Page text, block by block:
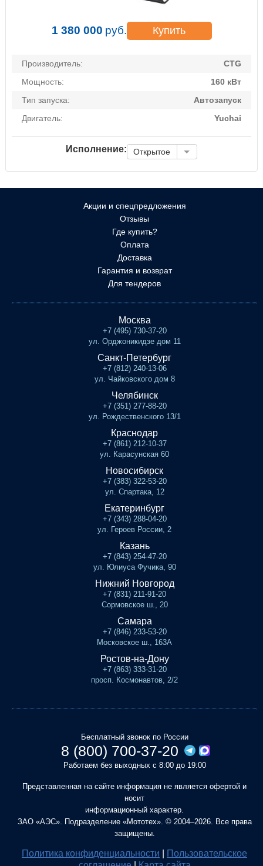
1 380 000 руб. Купить
Производитель:
CTG
Мощность:
160 кВт
Тип запуска:
Автозапуск
Двигатель:
Yuchai
Исполнение: Открытое
Акции и спецпредложения
Отзывы
Где купить?
Оплата
Доставка
Гарантия и возврат
Для тендеров
Москва
+7 (495) 730-37-20
ул. Орджоникидзе дом 11
Санкт-Петербург
+7 (812) 240-13-06
ул. Чайковского дом 8
Челябинск
+7 (351) 277-88-20
ул. Рождественского 13/1
Краснодар
+7 (861) 212-10-37
ул. Карасунская 60
Новосибирск
+7 (383) 322-53-20
ул. Спартака, 12
Екатеринбург
+7 (343) 288-04-20
ул. Героев России, 2
Казань
+7 (843) 254-47-20
ул. Юлиуса Фучика, 90
Нижний Новгород
+7 (831) 211-91-20
Сормовское ш., 20
Самара
+7 (846) 233-53-20
Московское ш., 163А
Ростов-на-Дону
+7 (863) 333-31-20
просп. Космонавтов, 2/2
Бесплатный звонок по России
8 (800) 700-37-20
Работаем без выходных с 8:00 до 19:00
Представленная на сайте информация не является офертой и
носит
информационный характер.
ЗАО «АЭС». Подразделение «Мототех». © 2004–2026. Все права
защищены.
Политика конфиденциальности
Пользовательское